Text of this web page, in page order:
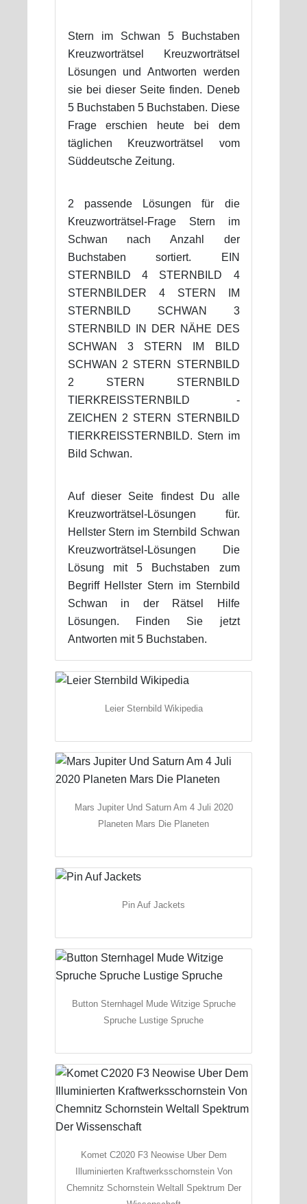
Stern im Schwan 5 Buchstaben
Kreuzworträtsel Kreuzworträtsel
Lösungen und Antworten werden
sie bei dieser Seite finden. Deneb
5 Buchstaben 5 Buchstaben. Diese
Frage erschien heute bei dem
täglichen Kreuzworträtsel vom
Süddeutsche Zeitung.
2 passende Lösungen für die
Kreuzworträtsel-Frage Stern im
Schwan nach Anzahl der
Buchstaben sortiert. EIN
STERNBILD 4 STERNBILD 4
STERNBILDER 4 STERN IM
STERNBILD SCHWAN 3
STERNBILD IN DER NÄHE DES
SCHWAN 3 STERN IM BILD
SCHWAN 2 STERN STERNBILD
2 STERN STERNBILD
TIERKREISSTERNBILD -
ZEICHEN 2 STERN STERNBILD
TIERKREISSTERNBILD. Stern im
Bild Schwan.
Auf dieser Seite findest Du alle
Kreuzworträtsel-Lösungen für.
Hellster Stern im Sternbild Schwan
Kreuzworträtsel-Lösungen Die
Lösung mit 5 Buchstaben zum
Begriff Hellster Stern im Sternbild
Schwan in der Rätsel Hilfe
Lösungen. Finden Sie jetzt
Antworten mit 5 Buchstaben.
Leier Sternbild Wikipedia
Mars Jupiter Und Saturn Am 4 Juli 2020
Planeten Mars Die Planeten
Pin Auf Jackets
Button Sternhagel Mude Witzige Spruche
Spruche Lustige Spruche
Komet C2020 F3 Neowise Uber Dem
Illuminierten Kraftwerksschornstein Von
Chemnitz Schornstein Weltall Spektrum Der